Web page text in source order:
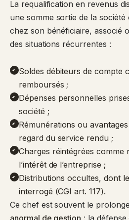
La requalification en revenus
une somme sortie de la
chez son bénéficiaire, associé
des situations récurrentes :
Soldes débiteurs de compte
remboursés ;
Dépenses personnelles
société ;
Rémunérations ou
regard du service rendu ;
Charges réintégrées comme
l’intérêt de l’entreprise ;
Distributions occultes, dont
interrogé (CGI art. 117).
Ce chef est souvent le
anormal de gestion : la